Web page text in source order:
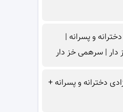
و پسرانه |
| سرهمی خز دار
دخترانه و پسرانه +